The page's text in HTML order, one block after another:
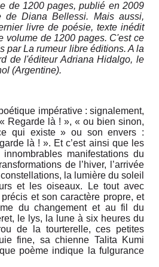
de 1200 pages, publié en 2009
de Diana Bellessi. Mais aussi,
livre de poésie, texte inédit
volume de 1200 pages. C'est ce
par La rumeur libre éditions. A la
de l'éditeur Adriana Hidalgo, le
(Argentine).
impérative : signalement,
Regarde là ! », « ou bien sinon,
qui existe » ou son envers :
là ! ». Et c’est ainsi que les
manifestations du
de l’hiver, l’arrivée
la lumière du soleil
et les oiseaux. Le tout avec
et son caractère propre, et
du changement et au fil du
le lys, la lune à six heures du
de la tourterelle, ces petites
fine, sa chienne Talita Kumi
poème indique la fulgurance